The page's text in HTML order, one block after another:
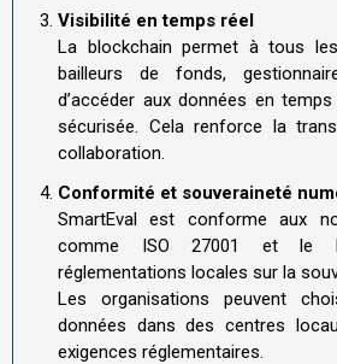
Visibilité en temps réel
La blockchain permet à tous
bailleurs de fonds,
d’accéder aux données en
sécurisée. Cela renforce la
collaboration.
Conformité et souveraineté
SmartEval est conforme aux
comme ISO 27001 et le
réglementations locales sur la
Les organisations peuvent
données dans des centres
exigences réglementaires.